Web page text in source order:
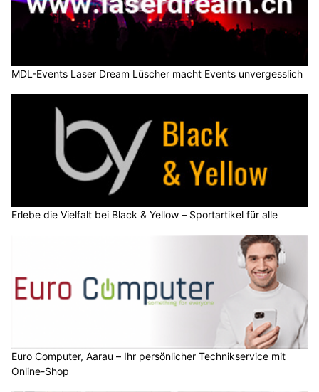
MDL-Events Laser Dream Lüscher macht Events unvergesslich
Erlebe die Vielfalt bei Black & Yellow – Sportartikel für alle
Euro Computer, Aarau – Ihr persönlicher Technikservice mit
Online-Shop